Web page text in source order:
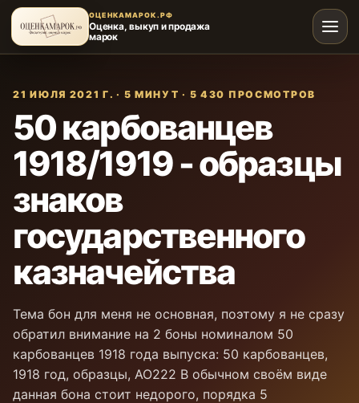
ОЦЕНКАМАРОК.РФ
Оценка, выкуп и продажа
марок
21 ИЮЛЯ 2021 Г. · 5 МИНУТ · 5 430 ПРОСМОТРОВ
50 карбованцев
1918/1919 - образцы
знаков
государственного
казначейства
Тема бон для меня не основная, поэтому я не сразу
обратил внимание на 2 боны номиналом 50
карбованцев 1918 года выпуска: 50 карбованцев,
1918 год, образцы, АО222 В обычном своём виде
данная бона стоит недорого, порядка 5